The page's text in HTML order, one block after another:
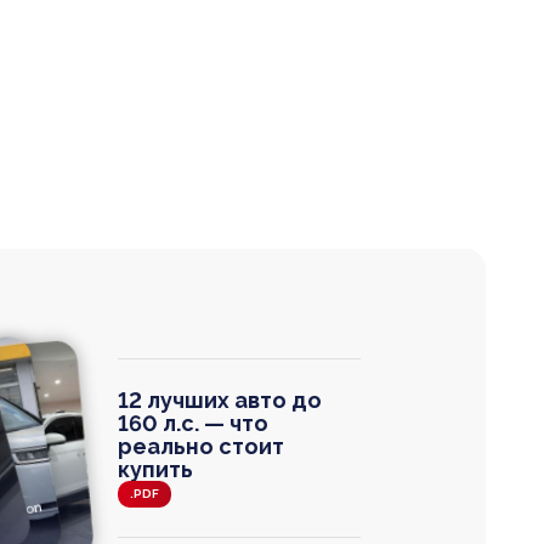
12 лучших авто до
160 л.с. — что
реально стоит
купить
.PDF